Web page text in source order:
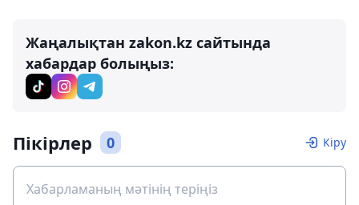
Жаңалықтан zakon.kz сайтында
хабардар болыңыз:
Пікірлер 0 Кіру